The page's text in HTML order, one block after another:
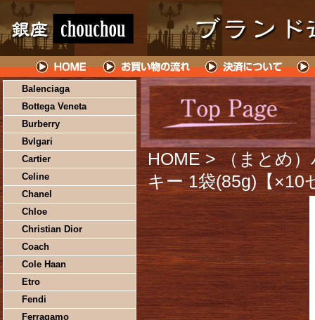
Balenciaga
Bottega Veneta
Burberry
Bvlgari
Cartier
Celine
Chanel
Chloe
Christian Dior
Coach
Cole Haan
Etro
Fendi
Ferragamo
HOME > （まとめ
キー 1袋(85g)【×10